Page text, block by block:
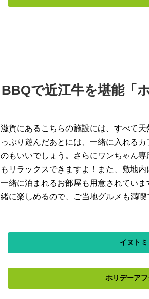
BBQで近江牛を堪能「
滋賀にあるこちらの施設には、すべて
っぷり遊んだあとには、一緒に入れる
のもいいでしょう。さらにワンちゃん
もリラックスできますよ！また、敷地
一緒に泊まれるお部屋も用意されてい
緒に楽しめるので、ご当地グルメも満喫
イヌト
ホリデーア